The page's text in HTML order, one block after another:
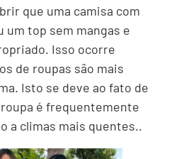
que uma camisa com
um top sem mangas e
Isso ocorre
de roupas são mais
Isto se deve ao fato de
é frequentemente
a climas mais quentes..